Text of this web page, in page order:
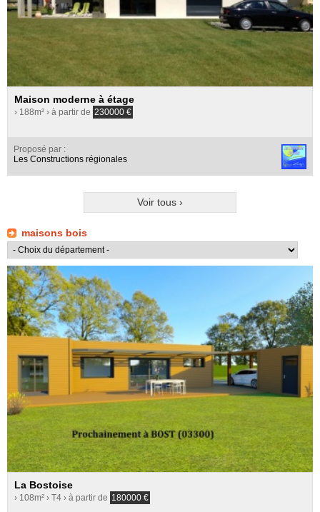
Maison moderne à étage
› 188m² › à partir de 230000 €
Proposé par :
Les Constructions régionales
Voir tous ›
maisons bois
La Bostoise
› 108m² › T4 › à partir de 180000 €